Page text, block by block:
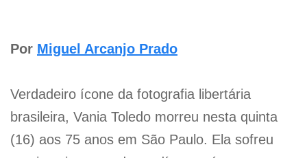
Por Miguel Arcanjo Prado
Verdadeiro ícone da fotografia libertária
brasileira, Vania Toledo morreu nesta quinta
(16) aos 75 anos em São Paulo. Ela sofreu